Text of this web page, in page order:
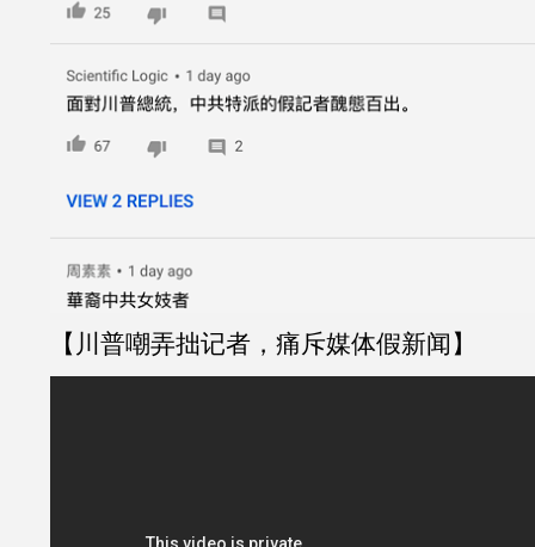
【川普嘲弄拙记者，痛斥媒体假新闻】